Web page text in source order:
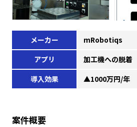
メーカー
mRobotiqs
アプリ
加工機への脱着
導入効果
▲1000万円/年
案件概要